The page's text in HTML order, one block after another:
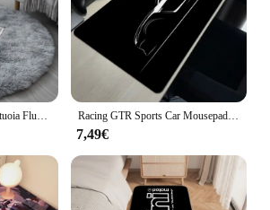
Racing GTR Sports Car Mousepad Cartoon Lockedge Large Gaming Mouse Pad Computer Gamer tastiera Mouse Mat Desk per PC Desk Pad
7,49€